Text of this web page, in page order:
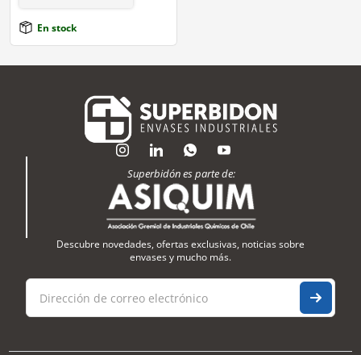
En stock
Superbidón es parte de:
Descubre novedades, ofertas exclusivas, noticias sobre
envases y mucho más.